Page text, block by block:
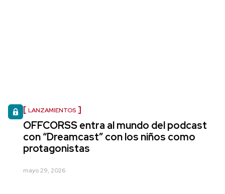
LANZAMIENTOS
OFFCORSS entra al mundo del podcast
con “Dreamcast” con los niños como
protagonistas
mayo 29, 2026